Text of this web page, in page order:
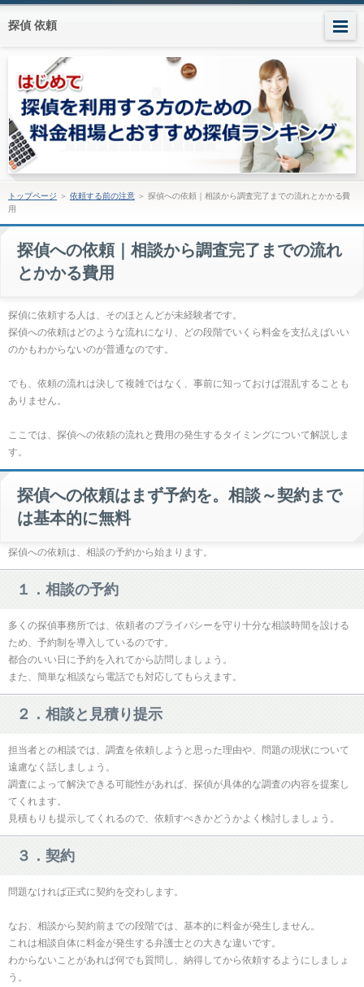
探偵 依頼
トップページ ＞ 依頼する前の注意＞ 探偵への依頼｜相談から調査完了までの流れとかかる費
用
探偵への依頼｜相談から調査完了までの流れ
とかかる費用
探偵に依頼する人は、そのほとんどが未経験者です。
探偵への依頼はどのような流れになり、どの段階でいくら料金を支払えばいい
のかもわからないのが普通なのです。
でも、依頼の流れは決して複雑ではなく、事前に知っておけば混乱することも
ありません。
ここでは、探偵への依頼の流れと費用の発生するタイミングについて解説しま
す。
探偵への依頼はまず予約を。相談～契約まで
は基本的に無料
探偵への依頼は、相談の予約から始まります。
１．相談の予約
多くの探偵事務所では、依頼者のプライバシーを守り十分な相談時間を設ける
ため、予約制を導入しているのです。
都合のいい日に予約を入れてから訪問しましょう。
また、簡単な相談なら電話でも対応してもらえます。
２．相談と見積り提示
担当者との相談では、調査を依頼しようと思った理由や、問題の現状について
遠慮なく話しましょう。
調査によって解決できる可能性があれば、探偵が具体的な調査の内容を提案し
てくれます。
見積もりも提示してくれるので、依頼すべきかどうかよく検討しましょう。
３．契約
問題なければ正式に契約を交わします。
なお、相談から契約前までの段階では、基本的に料金が発生しません。
これは相談自体に料金が発生する弁護士との大きな違いです。
わからないことがあれば何でも質問し、納得してから依頼するようにしましょ
う。